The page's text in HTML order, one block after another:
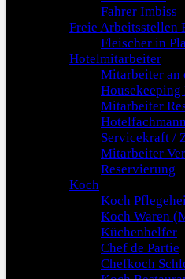
Fahrer Imbiss
Freie Arbeitsstellen
Fleischer in
Hotelmitarbeiter
Mitarbeiter an
Mitarbeiter
Servicekraft /
Mitarbeiter
Reservierung
Koch
Koch
Koch Waren
Küchenhelfer
Chef de Partie
Chefkoch